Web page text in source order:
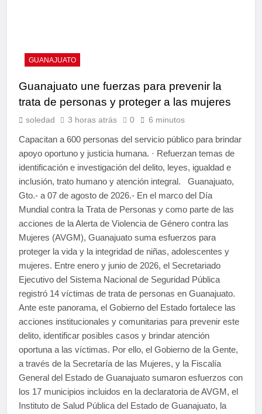
GUANAJUATO
Guanajuato une fuerzas para prevenir la
trata de personas y proteger a las mujeres
soledad 3 horas atrás 0 6 minutos
Capacitan a 600 personas del servicio público para brindar
apoyo oportuno y justicia humana. · Refuerzan temas de
identificación e investigación del delito, leyes, igualdad e
inclusión, trato humano y atención integral. Guanajuato,
Gto.- a 07 de agosto de 2026.- En el marco del Día
Mundial contra la Trata de Personas y como parte de las
acciones de la Alerta de Violencia de Género contra las
Mujeres (AVGM), Guanajuato suma esfuerzos para
proteger la vida y la integridad de niñas, adolescentes y
mujeres. Entre enero y junio de 2026, el Secretariado
Ejecutivo del Sistema Nacional de Seguridad Pública
registró 14 víctimas de trata de personas en Guanajuato.
Ante este panorama, el Gobierno del Estado fortalece las
acciones institucionales y comunitarias para prevenir este
delito, identificar posibles casos y brindar atención
oportuna a las víctimas. Por ello, el Gobierno de la Gente,
a través de la Secretaría de las Mujeres, y la Fiscalía
General del Estado de Guanajuato sumaron esfuerzos con
los 17 municipios incluidos en la declaratoria de AVGM, el
Instituto de Salud Pública del Estado de Guanajuato, la